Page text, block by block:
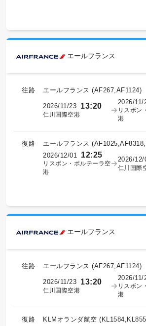
エールフランス
往路 エールフランス (AF267,AF1124)
2026/11/23 13:20
仁川国際空港
2026/11/
リスボン
港
復路 エールフランス (
2026/12/01
12:25
リスボン・ポルテーラ空
港
2026/12/
仁川国際
エールフランス
往路 エールフランス (AF267,AF1124)
2026/11/23 13:20
仁川国際空港
2026/11/
リスボン
港
復路 KLMオランダ航空 ( KL1584,KL855